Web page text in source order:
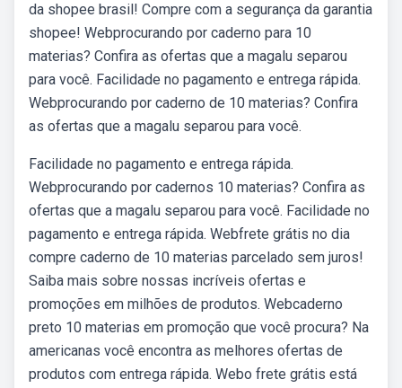
da shopee brasil! Compre com a segurança da garantia
shopee! Webprocurando por caderno para 10
materias? Confira as ofertas que a magalu separou
para você. Facilidade no pagamento e entrega rápida.
Webprocurando por caderno de 10 materias? Confira
as ofertas que a magalu separou para você.
Facilidade no pagamento e entrega rápida.
Webprocurando por cadernos 10 materias? Confira as
ofertas que a magalu separou para você. Facilidade no
pagamento e entrega rápida. Webfrete grátis no dia
compre caderno de 10 materias parcelado sem juros!
Saiba mais sobre nossas incríveis ofertas e
promoções em milhões de produtos. Webcaderno
preto 10 materias em promoção que você procura? Na
americanas você encontra as melhores ofertas de
produtos com entrega rápida. Webo frete grátis está